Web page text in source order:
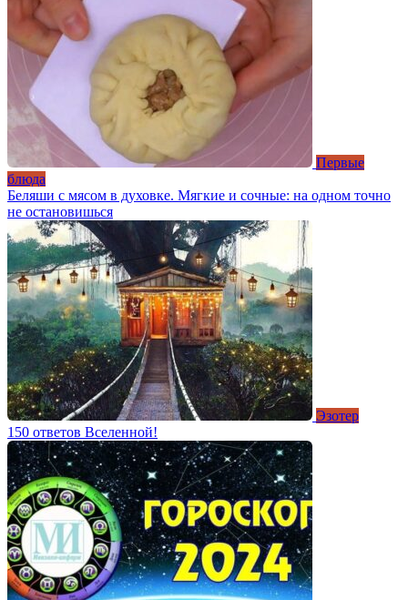
Первые
блюда
Беляши с мясом в духовке. Мягкие и сочные: на одном точно
не остановишься
Эзотер
150 ответов Вселенной!